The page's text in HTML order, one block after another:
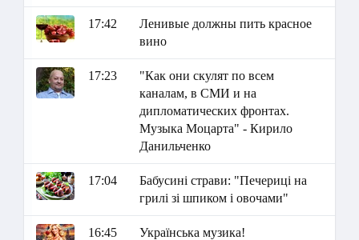
17:42
Ленивые должны пить красное
вино
17:23
"Как они скулят по всем
каналам, в СМИ и на
дипломатических фронтах.
Музыка Моцарта" - Кирило
Данильченко
17:04
Бабусині страви: "Печериці на
грилі зі шпиком і овочами"
16:45 Українська музика!